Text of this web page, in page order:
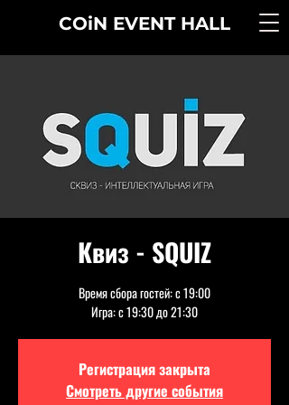
COiN EVENT HALL
Квиз - SQUIZ
Время сбора гостей: с 19:00
Игра: с 19:30 до 21:30
Регистрация закрыта
Смотреть другие события